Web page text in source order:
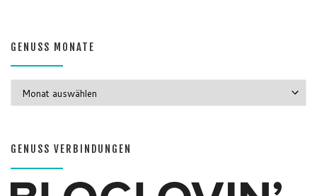
GENUSS MONATE
GENUSS VERBINDUNGEN